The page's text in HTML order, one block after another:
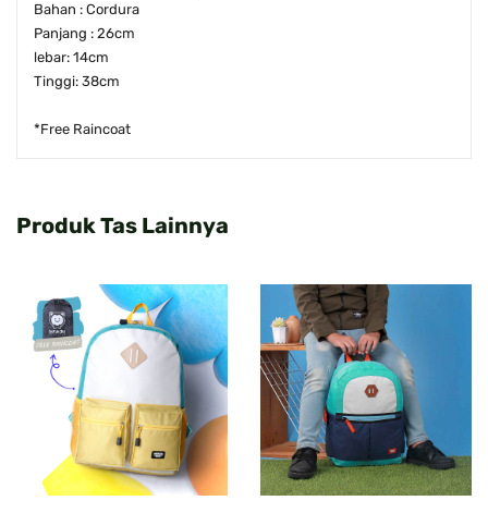
Bahan : Cordura
Panjang : 26cm
lebar: 14cm
Tinggi: 38cm
*Free Raincoat
Produk Tas Lainnya